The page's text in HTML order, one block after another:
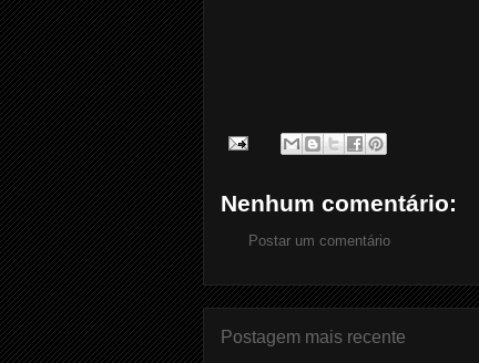
Nenhum comentário:
Postar um comentário
Postagem mais recente